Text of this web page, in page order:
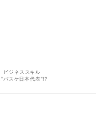
ビジネススキル
バスケ日本代表"!?